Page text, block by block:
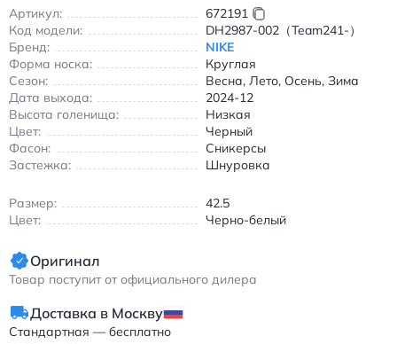
Кроссовки подходят для всех сезонов благодаря
сбалансированной конструкции. Круглый носок и шнуровка
обеспечивают удобную посадку, а легкий вес делает их
идеальным выбором для прогулок и активного отдыха.
Внутренняя отделка из дышащих материалов
предотвращает потливость ног, сохраняя ощущение свежести
в течение всего дня.
Эта модель станет отличным дополнением к повседневному
гардеробу, легко сочетаясь с джинсами, шортами или
спортивными брюками. Универсальный черно-белый цвет
образы.
антипробуксовочной подошвой и круглым носком для
повседневной носки
Артикул:
672191
Код модели:
DH2987-002（Team241-）
Бренд:
NIKE
Форма носка:
Круглая
Сезон:
Весна, Лето, Осень, Зима
Дата выхода:
2024-12
Высота голенища:
Низкая
Цвет:
Черный
Фасон:
Сникерсы
Застежка:
Шнуровка
Размер:
42.5
Цвет:
Черно-белый
Оригинал
Товар поступит от официального дилера
Доставка в Москву
Стандартная — бесплатно